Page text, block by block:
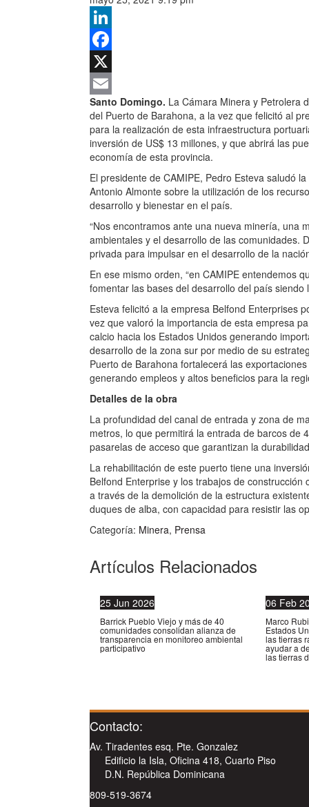
LinkedIn
Facebook
X
Email
Santo Domingo. La Cámara Minera y Petrolera
del Puerto de Barahona, a la vez que felicitó al
para la realización de esta infraestructura
inversión de US$ 13 millones, y que abrirá las
economía de esta provincia.
El presidente de CAMIPE, Pedro Esteva saludó
Antonio Almonte sobre la utilización de los
desarrollo y bienestar en el país.
“Nos encontramos ante una nueva minería, una
ambientales y el desarrollo de las comunidades.
privada para impulsar en el desarrollo de la
En ese mismo orden, “en CAMIPE entendemos
fomentar las bases del desarrollo del país
Esteva felicitó a la empresa Belfond Enterprises
vez que valoró la importancia de esta empresa
calcio hacia los Estados Unidos generando
desarrollo de la zona sur por medio de su
Puerto de Barahona fortalecerá las
generando empleos y altos beneficios para la
Detalles de la obra
La profundidad del canal de entrada y zona de
metros, lo que permitirá la entrada de barcos de
pasarelas de acceso que garantizan la
La rehabilitación de este puerto tiene una
Belfond Enterprise y los trabajos de
a través de la demolición de la estructura
duques de alba, con capacidad para resistir las
Categoría: Minera, Prensa
Artículos Relacionados
25 Jun 2026
Barrick Pueblo Viejo y más de 40
comunidades consolidan alianza de
transparencia en monitoreo ambiental
participativo
06 Feb
Marco
Estados
las tierras
ayudar a
las tierras
Contacto:
Av. Tiradentes esq. Pte. Gonzalez
Edificio la Isla, Oficina 418, Cuarto Piso
D.N. República Dominicana
809-519-3674